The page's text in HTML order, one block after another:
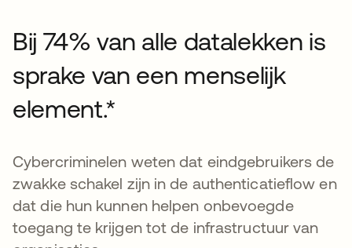
Bij 74% van alle datalekken is
sprake van een menselijk
element.*
Cybercriminelen weten dat eindgebruikers de
zwakke schakel zijn in de authenticatieflow en
dat die hun kunnen helpen onbevoegde
toegang te krijgen tot de infrastructuur van